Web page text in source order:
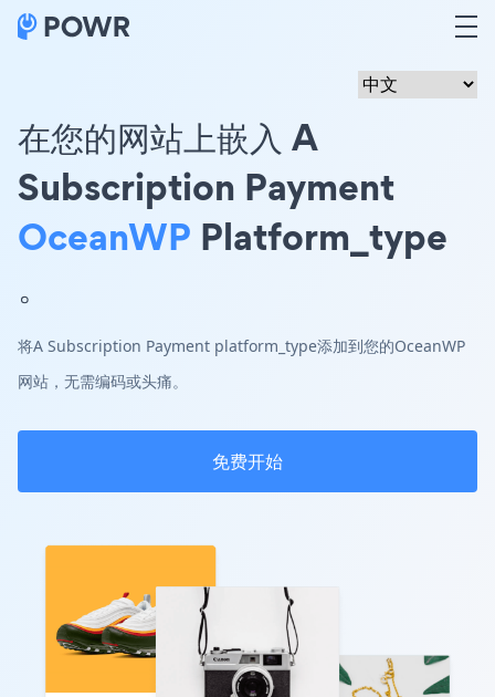
在您的网站上嵌入 A
Subscription Payment
OceanWP Platform_type
。
将A Subscription Payment platform_type添加到您的OceanWP
网站，无需编码或头痛。
免费开始